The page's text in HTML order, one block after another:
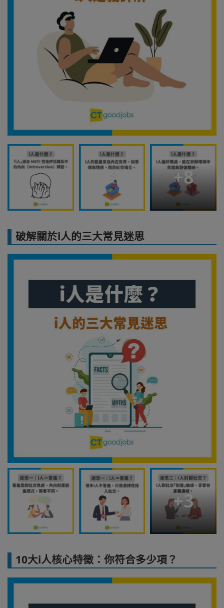
+8
破解關於i人的三大常見迷思
+3
10大i人核心特徵：你符合多少項？